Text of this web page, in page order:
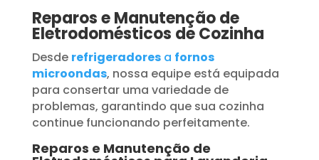
Reparos e Manutenção de
Eletrodomésticos de Cozinha
Desde refrigeradoresa fornos
microondas, nossa equipe está equipada
para consertar uma variedade de
problemas, garantindo que sua cozinha
continue funcionando perfeitamente.
Reparos e Manutenção de